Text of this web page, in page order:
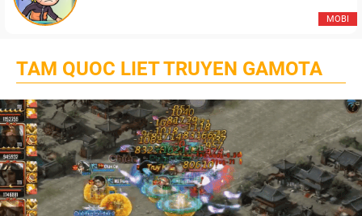
MOBI
TAM QUOC LIET TRUYEN GAMOTA